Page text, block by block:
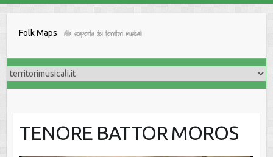
Folk Maps Alla scoperta dei territori musicali
TENORE BATTOR MOROS